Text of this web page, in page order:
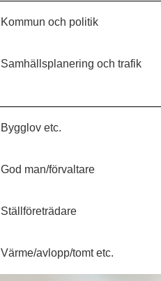
Kommun och politik
Samhällsplanering och trafik
Bygglov etc.
God man/förvaltare
Ställföreträdare
Värme/avlopp/tomt etc.